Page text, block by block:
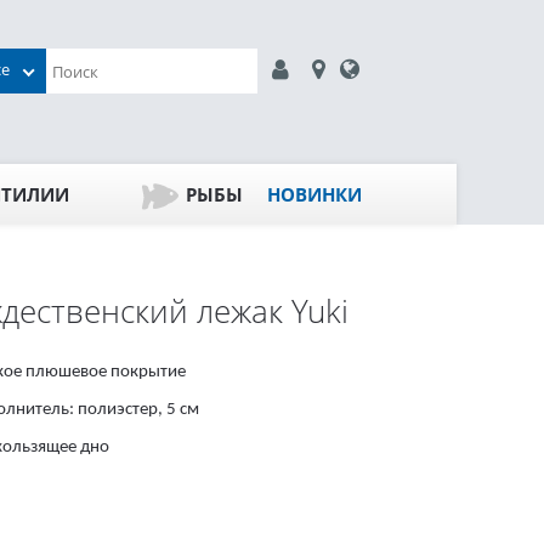
РЫБЫ НОВИНКИ
лежак Yuki
плюшевое покрытие
полиэстер, 5 см
дно